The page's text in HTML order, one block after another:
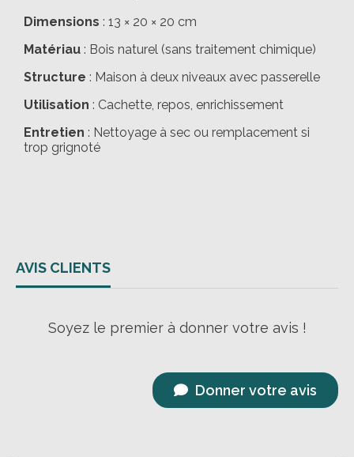
Dimensions : 13 × 20 × 20 cm
Matériau : Bois naturel (sans traitement chimique)
Structure : Maison à deux niveaux avec passerelle
Utilisation : Cachette, repos, enrichissement
Entretien : Nettoyage à sec ou remplacement si
trop grignoté
AVIS CLIENTS
Soyez le premier à donner votre avis !
Donner votre avis